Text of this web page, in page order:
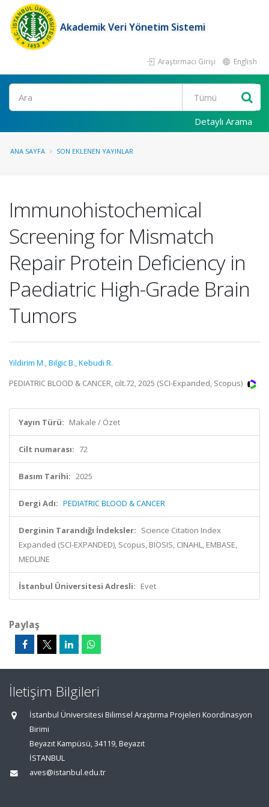
Akademik Veri Yönetim Sistemi
Araştırmacı Girişi English
Ara
Detaylı Arama
ANA SAYFA SON EKLENEN YAYINLAR
Immunohistochemical
Screening for Mismatch
Repair Protein Deficiency in
Paediatric High-Grade Brain
Tumors
Yildirim M.,Bilgic B.,Kebudi R.
PEDIATRIC BLOOD & CANCER, cilt.72, 2025 (SCI-Expanded, Scopus)
Yayın Türü: Makale / Özet
Cilt numarası: 72
Basım Tarihi: 2025
Dergi Adı: PEDIATRIC BLOOD & CANCER
Derginin Tarandığı İndeksler: Science Citation Index
Expanded (SCI-EXPANDED), Scopus, BIOSIS, CINAHL, EMBASE,
MEDLINE
İstanbul Üniversitesi Adresli: Evet
Paylaş
İletişim Bilgileri
İstanbul Üniversitesi Bilimsel Araştırma Projeleri Koordinasyon
Birimi
Beyazıt Kampüsü, 34119, Beyazıt
İSTANBUL
aves@istanbul.edu.tr